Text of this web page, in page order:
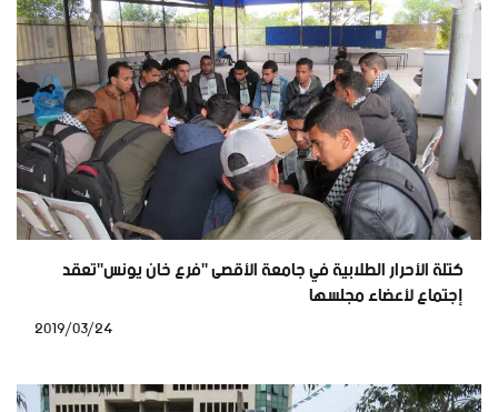
كتلة الأحرار الطلابية في جامعة الأقصى "فرع خان يونس"تعقد
إجتماع لأعضاء مجلسها